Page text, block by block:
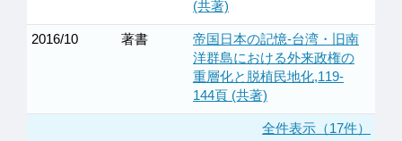
(共著)
2016/10 著書
帝国日本の記憶-台湾・旧南
洋群島における外来政権の
重層化と脱植民地化,119-
144頁 (共著)
全件表示（17件）